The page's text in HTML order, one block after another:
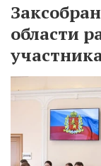
области